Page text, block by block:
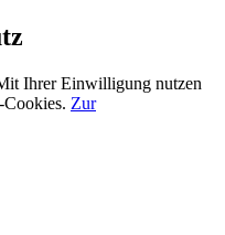
Ihrer Einwilligung nutzen
Zur